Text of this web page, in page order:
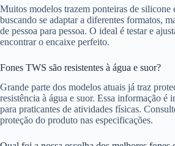
Muitos modelos trazem ponteiras de silicone
buscando se adaptar a diferentes formatos,
de pessoa para pessoa. O ideal é testar e
encontrar o encaixe perfeito.
Fones TWS são resistentes à água e suor?
Grande parte dos modelos atuais já traz
resistência à água e suor. Essa informação é
para praticantes de atividades físicas.
proteção do produto nas especificações.